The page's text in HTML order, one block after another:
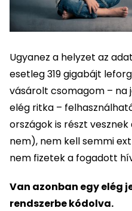
Ugyanez a helyzet az
esetleg 319 gigabájt
vásárolt csomagom – na
elég ritka –
országok is részt
nem), nem kell semmi
nem fizetek a fogadott
Van azonban egy elég
rendszerbe kódolva.